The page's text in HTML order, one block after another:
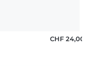
CHF 24,00